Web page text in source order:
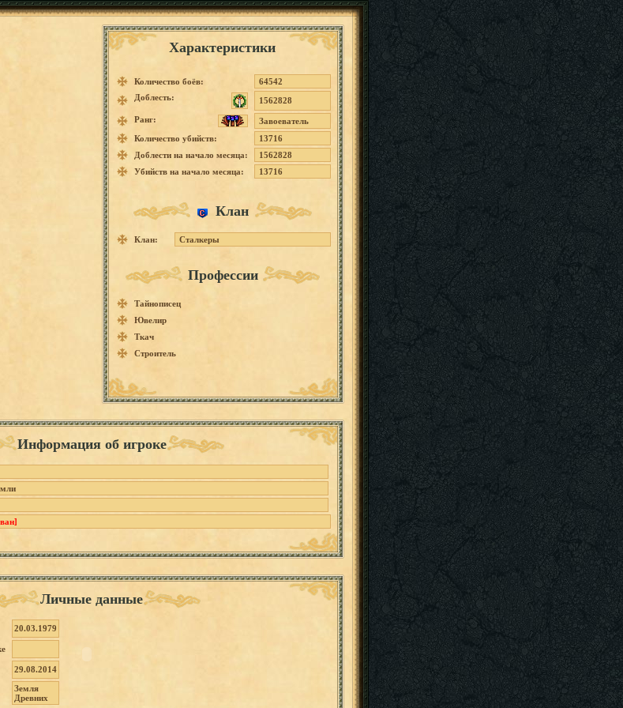
Характеристики
Количество боёв:
64542
Доблесть:
1562828
Ранг:
Завоеватель
Количество убийств:
13716
Доблести на начало месяца:
1562828
Убийств на начало месяца:
13716
Клан
Клан: Сталкеры
Профессии
Тайнописец
Ювелир
Ткач
Строитель
Информация об игроке
Личные данные
20.03.1979
29.08.2014
Земля
Древних